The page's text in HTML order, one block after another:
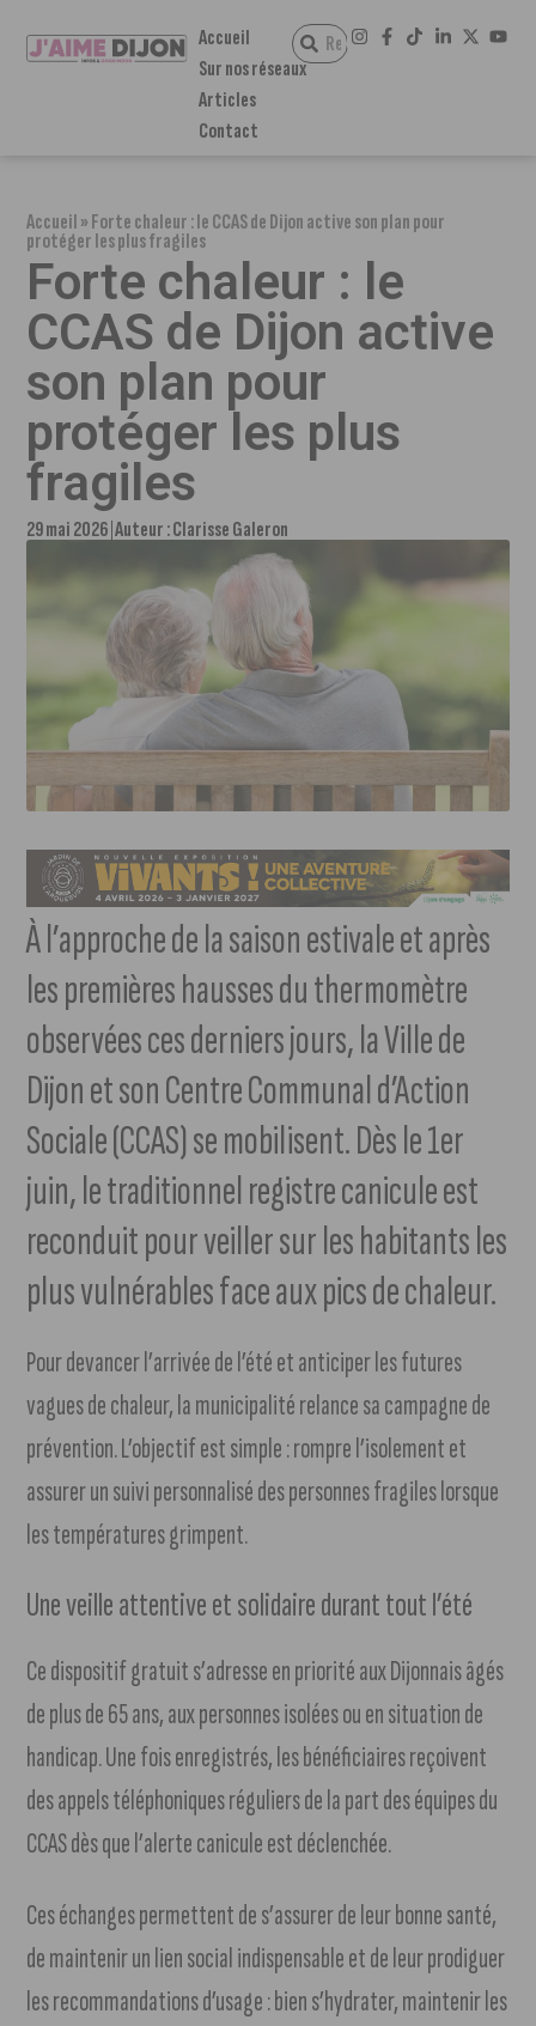
Accueil
Sur nos réseaux
Articles
Contact
Accueil»Forte chaleur : le CCAS de Dijon active son plan pour
protéger les plus fragiles
Forte chaleur : le
CCAS de Dijon active
son plan pour
protéger les plus
fragiles
29 mai 2026 Auteur :Clarisse Galeron
À l’approche de la saison estivale et après
les premières hausses du thermomètre
observées ces derniers jours, la Ville de
Dijon et son Centre Communal d’Action
Sociale (CCAS) se mobilisent. Dès le 1er
juin, le traditionnel registre canicule est
reconduit pour veiller sur les habitants les
plus vulnérables face aux pics de chaleur.
Pour devancer l’arrivée de l’été et anticiper les futures
vagues de chaleur, la municipalité relance sa campagne de
prévention. L’objectif est simple : rompre l’isolement et
assurer un suivi personnalisé des personnes fragiles lorsque
les températures grimpent.
Une veille attentive et solidaire durant tout l’été
Ce dispositif gratuit s’adresse en priorité aux Dijonnais âgés
de plus de 65 ans, aux personnes isolées ou en situation de
handicap. Une fois enregistrés, les bénéficiaires reçoivent
des appels téléphoniques réguliers de la part des équipes du
CCAS dès que l’alerte canicule est déclenchée.
Ces échanges permettent de s’assurer de leur bonne santé,
de maintenir un lien social indispensable et de leur prodiguer
les recommandations d’usage : bien s’hydrater, maintenir les